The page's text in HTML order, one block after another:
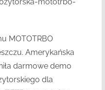
MOTOTRBO
Amerykańska
darmowe demo
dla